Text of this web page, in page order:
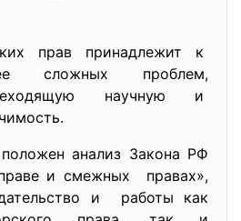
прав принадлежит к
сложных проблем,
научную и
анализ Закона РФ
и смежных правах»,
и работы как